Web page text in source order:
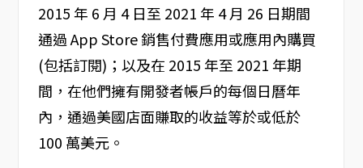
2015 年 6 月 4 日至 2021 年 4 月 26 日期間
通過 App Store 銷售付費應用或應用內購買
(包括訂閱)；以及在 2015 年至 2021 年期
間，在他們擁有開發者帳戶的每個日曆年
內，通過美國店面賺取的收益等於或低於
100 萬美元。